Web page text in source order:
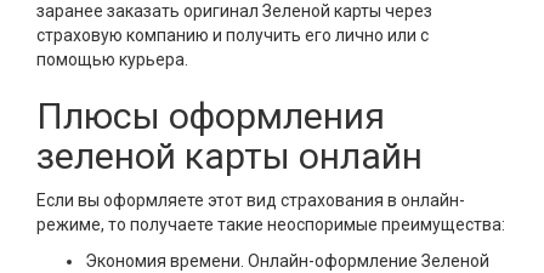
заранее заказать оригинал Зеленой карты через
страховую компанию и получить его лично или с
помощью курьера.
Плюсы оформления
зеленой карты онлайн
Если вы оформляете этот вид страхования в онлайн-
режиме, то получаете такие неоспоримые преимущества:
Экономия времени. Онлайн-оформление Зеленой